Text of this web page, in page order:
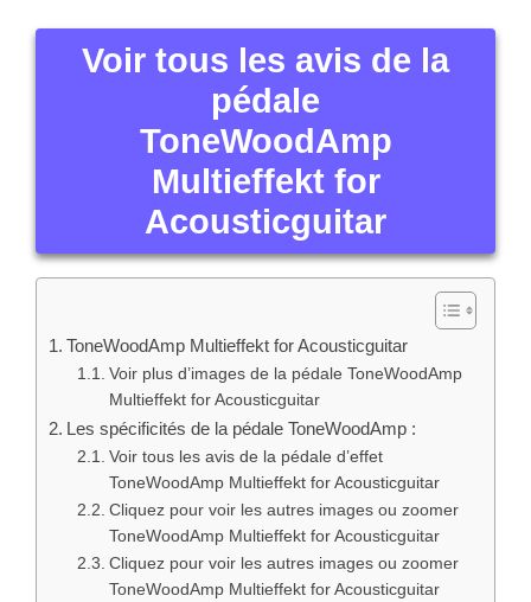
Voir tous les avis de la
pédale
ToneWoodAmp
Multieffekt for
Acousticguitar
ToneWoodAmp Multieffekt for Acousticguitar
Voir plus d’images de la pédale ToneWoodAmp
Multieffekt for Acousticguitar
Les spécificités de la pédale ToneWoodAmp :
Voir tous les avis de la pédale d’effet
ToneWoodAmp Multieffekt for Acousticguitar
Cliquez pour voir les autres images ou zoomer
ToneWoodAmp Multieffekt for Acousticguitar
Cliquez pour voir les autres images ou zoomer
ToneWoodAmp Multieffekt for Acousticguitar